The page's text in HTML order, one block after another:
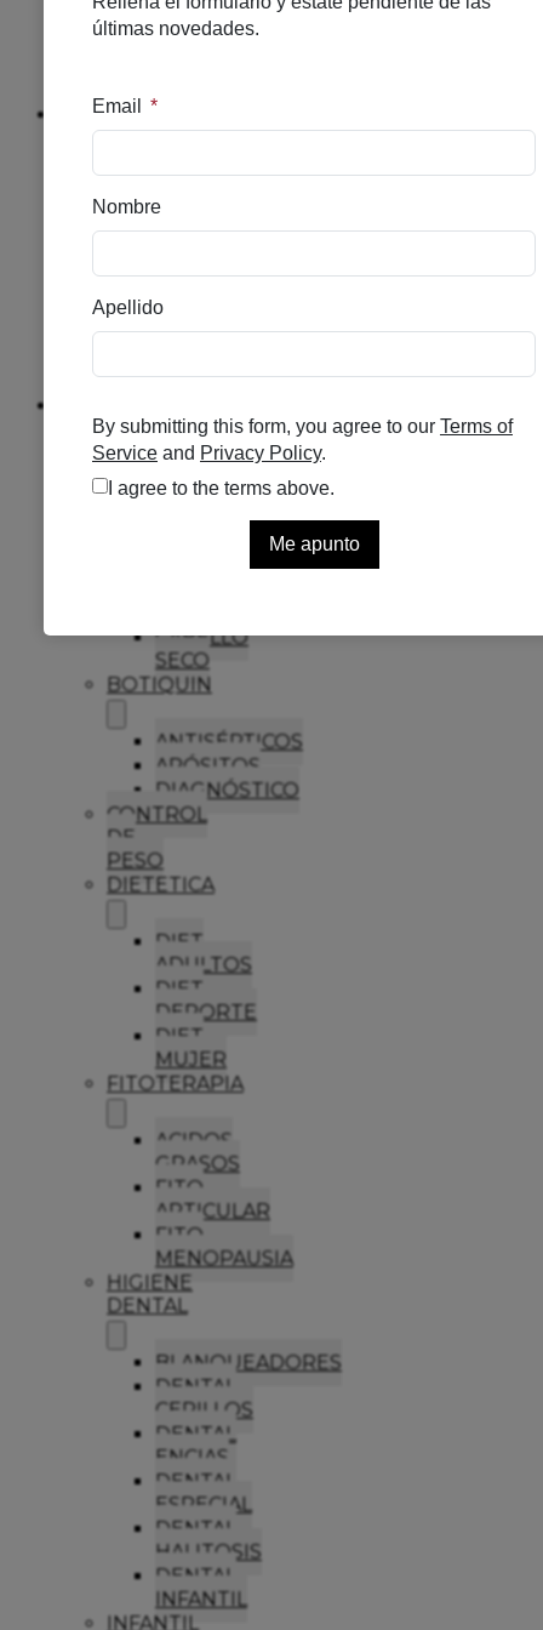
CUELLO
DESPIGMENTANTE
Solar
NUTRICOSMETICO
SOLAR
SOLAR
MEDIO
INFANTIL
Capilar
ANTICASPA
CABELLO
SECO
BOTIQUIN
ANTISÉPTICOS
APÓSITOS
DIAGNÓSTICO
CONTROL
DE
PESO
DIETETICA
DIET
ADULTOS
DIET
DEPORTE
DIET
MUJER
FITOTERAPIA
ACIDOS
GRASOS
FITO
ARTICULAR
FITO
MENOPAUSIA
HIGIENE
DENTAL
BLANQUEADORES
DENTAL
CEPILLOS
DENTAL
ENCIAS
DENTAL
ESPECIAL
DENTAL
HALITOSIS
DENTAL
INFANTIL
INFANTIL